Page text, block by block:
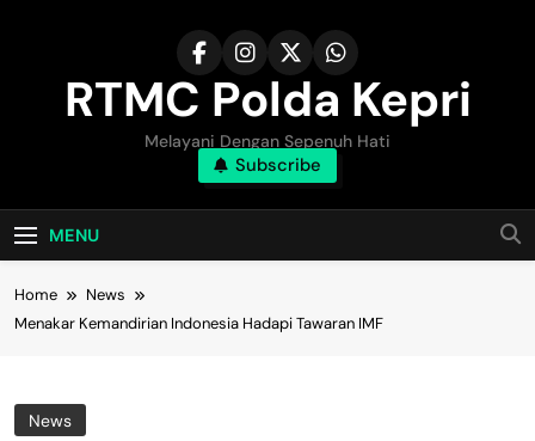
RTMC Polda Kepri
Melayani Dengan Sepenuh Hati
Subscribe
MENU
Home
News
Menakar Kemandirian Indonesia Hadapi Tawaran IMF
News